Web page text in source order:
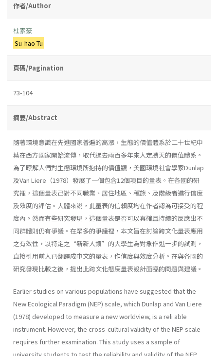
作者/Author
杜素豪
Su-hao Tu
頁碼/Pagination
73-104
摘要/Abstract
隨著環境意識在先進國家普遍的高漲，生態的價值體系於二十世紀中
葉在西方國家開始流傳，取代過去兩百多年來人定勝天的價值體系。
為了暸解人們對生態環境所抱持的價值觀，美國環境社會學家Dunlap
及Van Liere（1978）發展了一個包含12個項目的量表。在各國的研
究裡，這個量表己對不同職業、居住地區、種族、及階級者進行信度
及效度的評估。大體來說，此量表的信賴度均在作者認為可接受的程
度內。然而有些研究發現，這個量表是否可以真確且持續的反應出不
同群體則仍有爭議。在眾多的爭議裡，本文旨在討論跨文化量表應用
之有效性，以特定之“新新人類”的大學生為對象作進一步的試測，
直接引用前人已翻譯成中文的量表，作信度與效度分析。在與各國的
研究發現比較之後，提出此跨文化態度量表設計面臨的問題與建議。
Earlier studies on various populations have suggested that the
New Ecological Paradigm (NEP) scale, which Dunlap and Van Liere
(1978) developed to measure a new worldview, is a reli able
instrument. However, the cross-cultural validity of the NEP scale
requires further examination. This study uses a sample of